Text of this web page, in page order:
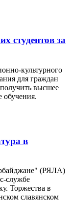
студентов за
культурного
для граждан
высшее
обучения.
в
(РЯЛА)
службе
Торжества в
славянском